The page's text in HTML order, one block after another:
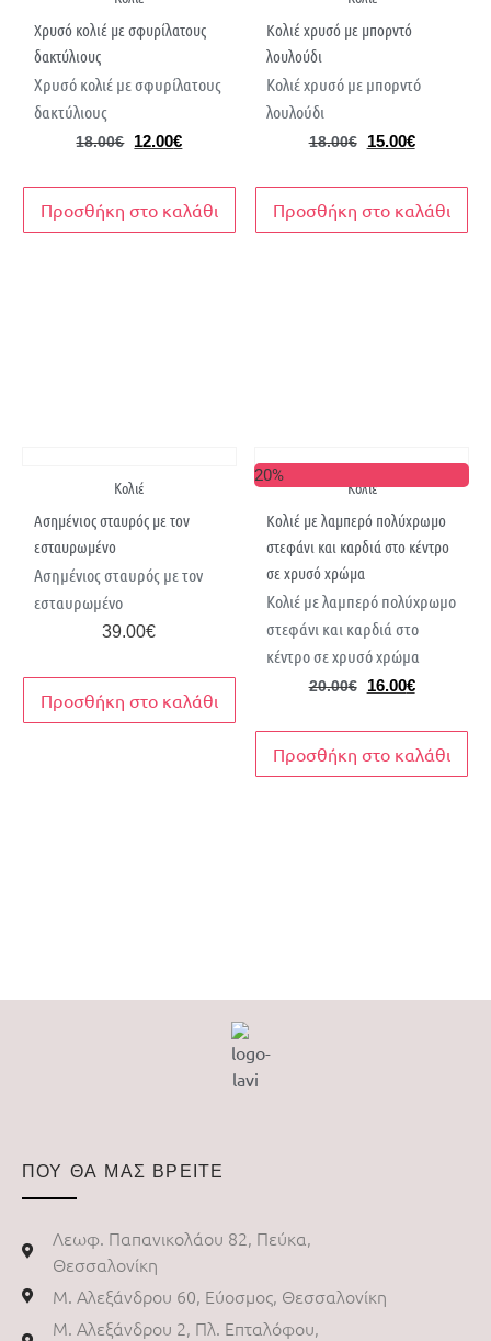
Χρυσό κολιέ με σφυρίλατους
δακτύλιους
Χρυσό κολιέ με σφυρίλατους
δακτύλιους
18.00€ 12.00€
Προσθήκη στο καλάθι
Κολιέ χρυσό με μπορντό
λουλούδι
Κολιέ χρυσό με μπορντό
λουλούδι
18.00€ 15.00€
Προσθήκη στο καλάθι
Κολιέ
Ασημένιος σταυρός με τον
εσταυρωμένο
Ασημένιος σταυρός με τον
εσταυρωμένο
39.00€
Προσθήκη στο καλάθι
20%
Κολιέ
Κολιέ με λαμπερό πολύχρωμο
στεφάνι και καρδιά στο κέντρο
σε χρυσό χρώμα
Κολιέ με λαμπερό πολύχρωμο
στεφάνι και καρδιά στο
κέντρο σε χρυσό χρώμα
20.00€ 16.00€
Προσθήκη στο καλάθι
ΠΟΥ ΘΑ ΜΑΣ ΒΡΕΙΤΕ
Λεωφ. Παπανικολάου 82, Πεύκα,
Θεσσαλονίκη
Μ. Αλεξάνδρου 60, Εύοσμος, Θεσσαλονίκη
Μ. Αλεξάνδρου 2, Πλ. Επταλόφου,